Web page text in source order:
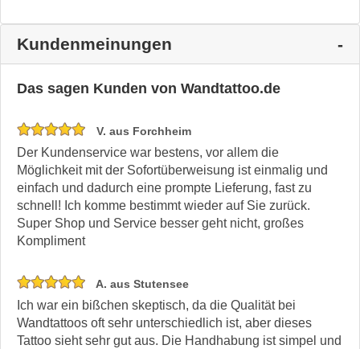
Kundenmeinungen
Das sagen Kunden von Wandtattoo.de
V. aus Forchheim
Der Kundenservice war bestens, vor allem die
Möglichkeit mit der Sofortüberweisung ist einmalig und
einfach und dadurch eine prompte Lieferung, fast zu
schnell! Ich komme bestimmt wieder auf Sie zurück.
Super Shop und Service besser geht nicht, großes
Kompliment
A. aus Stutensee
Ich war ein bißchen skeptisch, da die Qualität bei
Wandtattoos oft sehr unterschiedlich ist, aber dieses
Tattoo sieht sehr gut aus. Die Handhabung ist simpel und